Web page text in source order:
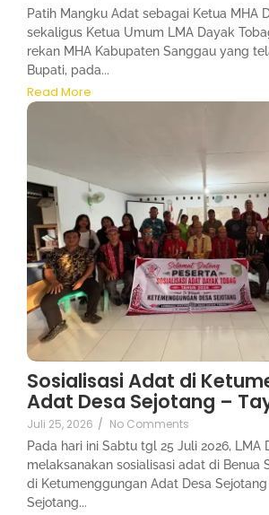
Patih Mangku Adat sebagai Ketua MHA
sekaligus Ketua Umum LMA Dayak
rekan MHA Kabupaten Sanggau yang
Bupati, pada...
Read More
Sosialisasi Adat di
Adat Desa Sejotang –
Juli 25, 2026 / No Comments
Pada hari ini Sabtu tgl 25 Juli 2026, LMA
melaksanakan sosialisasi adat di Benua
di Ketumenggungan Adat Desa
Sejotang...